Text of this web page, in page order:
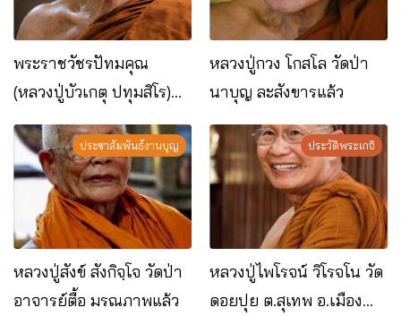
พระราชวัชรปัทมคุณ
(หลวงปู่บัวเกตุ ปทุมสิโร)
มรณภาพแล้ว วัดป่าดารา
ภิรมย์ อ.แม่ริม จ.เชียงใหม่
หลวง​ปู่​กวง โกสโล วัดป่า
นาบุญ ละสังขารแล้ว
ประชาสัมพันธ์งานบุญ
หลวงปู่สังข์ สังกิจฺโจ วัดป่า
อาจารย์ตื้อ มรณภาพแล้ว
ประวัติพระเกจิ
หลวงปู่ไพโรจน์ วิโรจโน วัด
ดอยปุย ต.สุเทพ อ.เมือง